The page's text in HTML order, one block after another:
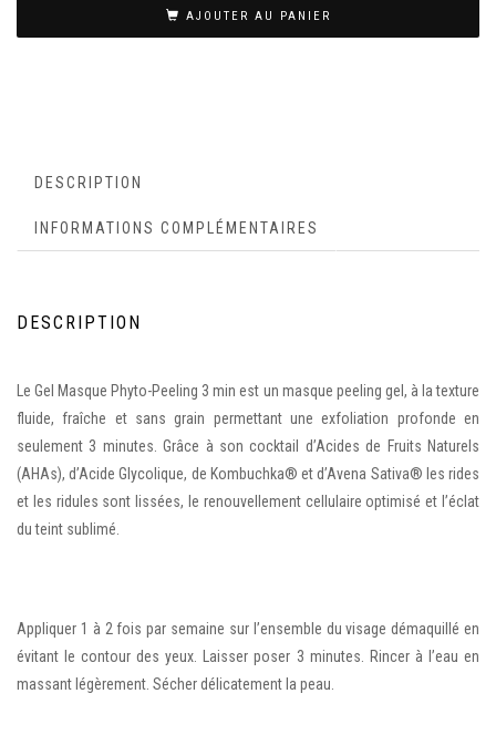
AJOUTER AU PANIER
DESCRIPTION
INFORMATIONS COMPLÉMENTAIRES
DESCRIPTION
Le Gel Masque Phyto-Peeling 3 min est un masque peeling gel, à la texture
fluide, fraîche et sans grain permettant une exfoliation profonde en
seulement 3 minutes. Grâce à son cocktail d’Acides de Fruits Naturels
(AHAs), d’Acide Glycolique, de Kombuchka® et d’Avena Sativa® les rides
et les ridules sont lissées, le renouvellement cellulaire optimisé et l’éclat
du teint sublimé.
Appliquer 1 à 2 fois par semaine sur l’ensemble du visage démaquillé en
évitant le contour des yeux. Laisser poser 3 minutes. Rincer à l’eau en
massant légèrement. Sécher délicatement la peau.